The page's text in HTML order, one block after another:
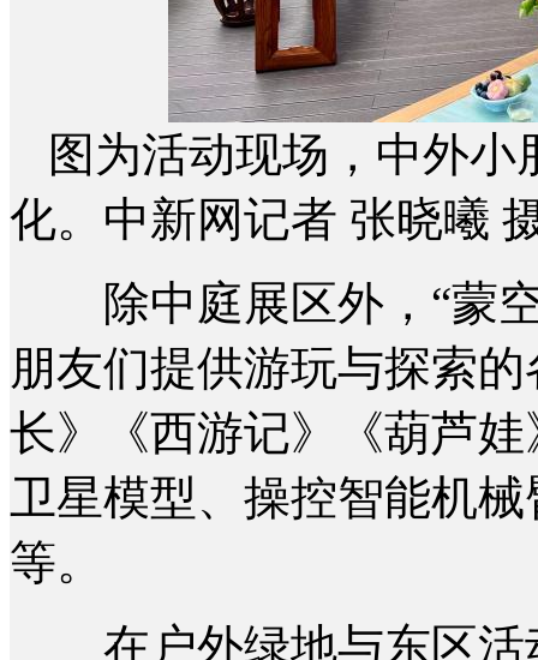
图为活动现场，中外
化。中新网记者 张晓曦
除中庭展区外，“蒙空
朋友们提供游玩与探索
长》《西游记》《葫芦
卫星模型、操控智能机
等。
在户外绿地与东区活